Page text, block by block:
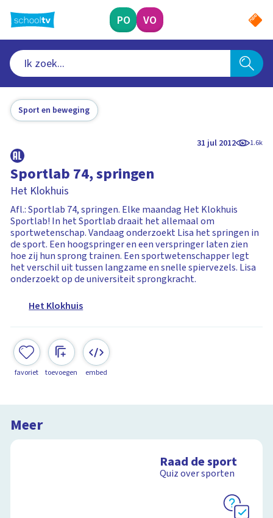
naar
hoofdinhoud
PO VO
Sport en beweging
31 jul 2012 1.6k
Sportlab 74, springen
Het Klokhuis
Afl.: Sportlab 74, springen. Elke maandag Het Klokhuis
Sportlab! In het Sportlab draait het allemaal om
sportwetenschap. Vandaag onderzoekt Lisa het springen in
de sport. Een hoogspringer en een verspringer laten zien
hoe zij hun sprong trainen. Een sportwetenschapper legt
het verschil uit tussen langzame en snelle spiervezels. Lisa
onderzoekt op de universiteit sprongkracht.
Het Klokhuis
favoriet toevoegen embed
Meer
Raad de sport
Quiz over sporten